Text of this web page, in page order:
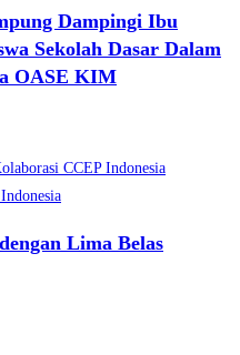
Dampingi Ibu
Sekolah Dasar Dalam
OASE KIM
Lima Belas